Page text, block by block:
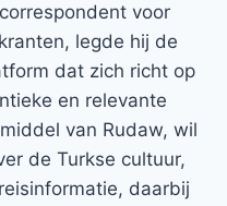
voor
legde hij de
dat zich richt op
en relevante
van Rudaw, wil
de Turkse cultuur,
daarbij